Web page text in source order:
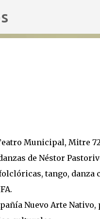
Municipal, Mitre
de Néstor
tango,
Nuevo Arte